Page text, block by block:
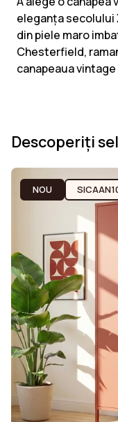
eleganța secolului
din piele maro
Chesterfield,
canapeaua
Descoperiți
NOU